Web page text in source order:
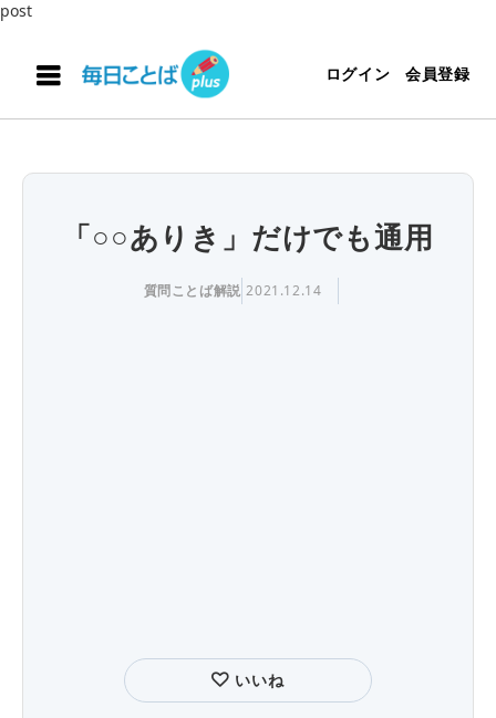
post
ログイン 会員登録
「○○ありき」だけでも通用
質問ことば解説 2021.12.14
いいね